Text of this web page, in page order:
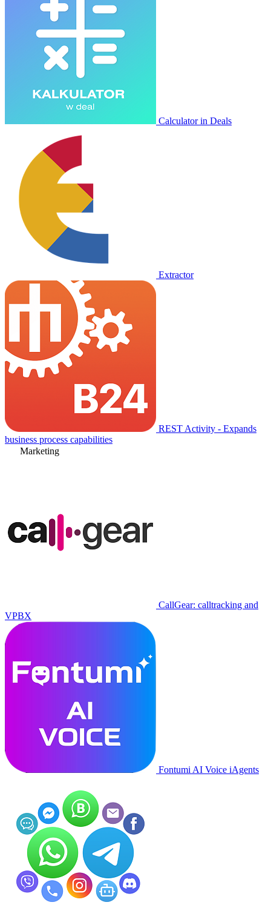
Calculator in Deals
Extractor
REST Activity - Expands
business process capabilities
Marketing
CallGear: calltracking and
VPBX
Fontumi AI Voice iAgents